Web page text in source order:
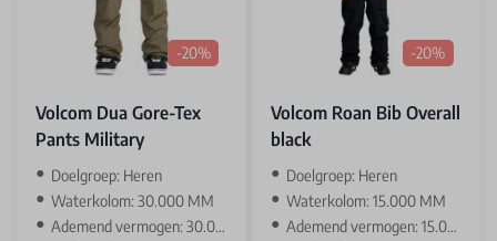
-20%
Volcom Dua Gore-Tex
Pants Military
Doelgroep: Heren
Waterkolom: 30.000 MM
Ademend vermogen: 30.000 GR
-20%
Volcom Roan Bib Overall
black
Doelgroep: Heren
Waterkolom: 15.000 MM
Ademend vermogen: 15.000 GR